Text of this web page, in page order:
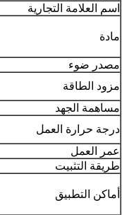
اسم العلامة التجارية
مادة
مصدر ضوء
مزود الطاقة
مساهمة الجهد
درجة حرارة العمل
عمر العمل
طريقة التثبيت
أماكن التطبيق